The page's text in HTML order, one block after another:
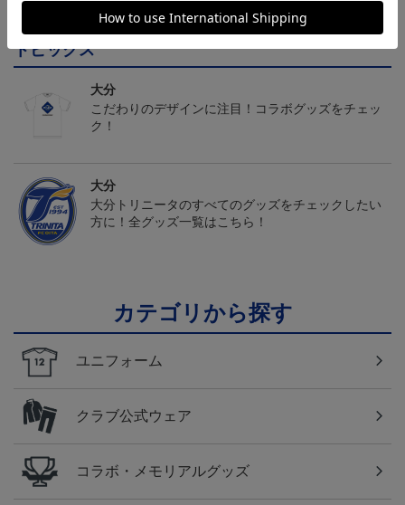
トピックス
大分
こだわりのデザインに注目！コラボグッズをチェッ
ク！
大分
大分トリニータのすべてのグッズをチェックしたい
方に！全グッズ一覧はこちら！
カテゴリから探す
ユニフォーム
クラブ公式ウェア
コラボ・メモリアルグッズ